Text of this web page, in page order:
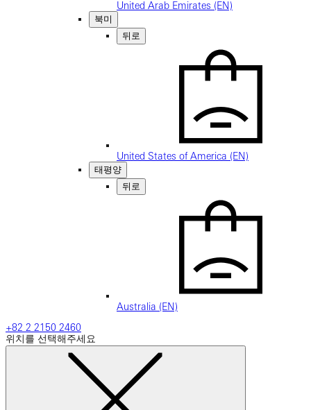
United Arab Emirates (EN)
북미
뒤로
United States of America (EN)
태평양
뒤로
Australia (EN)
+82 2 2150 2460
위치를 선택해주세요